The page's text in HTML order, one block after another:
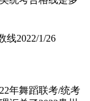
线2022/1/26
年舞蹈联考/统考